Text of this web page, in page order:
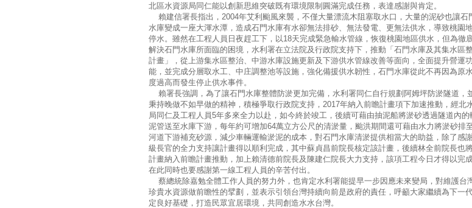
北區水資源局同仁能以創新思維突破既有環境限制圓滿完成任務，表達感謝與肯定。
賴建信署長指出，2004年艾利颱風來襲，不僅大量漂流木阻塞取水口，大量的泥砂也讓石
水庫變成一座大渾水潭，造成石門水庫有水卻無法排砂、無法發電、更無法供水，導致桃園
停水。雖然在工程人員日夜趕工下，以18天完成緊急輸水管線，恢復桃園地區供水，但為徹
解決石門水庫所面臨的困境，水利署在立法院及行政院支持下，推動「石門水庫及其集水區
計畫」，從上游集水區整治、中游水庫設施更新及下游供水管線改善等面向，全面提升營運功
能，並完成分層取水工、中庄調整池等設施，強化備援供水韌性，石門水庫從此不再因為原
度過高而發生停止供水事件。
賴署長強調，為了讓石門水庫整體防淤更加完備，水利署同仁自行規劃阿姆坪防淤隧道，
秉持晚做不如早做的精神，積極爭取行政院支持，2017年納入前瞻計畫項下加速推動，經北
局同仁及工程人員5年多來全力以赴，如今終於竣工，後續可藉由抽泥船將淤砂透過隧道內的
泥管送至水庫下游，每年約可增加64萬立方公尺的清淤量，颱洪期間還可藉由水力將淤砂排
河道下游補充砂源，減少車輛運輸淤泥的成本，對石門水庫清淤提供相當大的助益，除了感
級長官的全力支持讓計畫得以順利完成，其中蘇貞昌前院長核定該計畫，後續林全前院長也
計畫納入前瞻計畫推動，加上賴清德前院長及陳建仁院長大力支持，該項工程今日才得以完成
在此同時也要感謝第一線工程人員的辛苦付出。
蔡總統除嘉勉全體工作人員的努力外，也肯定水利署能提早一步因應未來變局，對維護台
珍貴水資源做前瞻性的擘劃，並表示引領台灣持續向前是政府的責任，呼籲大家繼續為下一
定良好基礎，打造民眾宜居環境，共同創造水水台灣。